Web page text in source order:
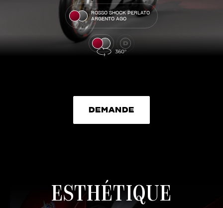
ROSSO SHOCK PERLATO
ARGENTO AGO
DEMANDE
ESTHÉTIQUE